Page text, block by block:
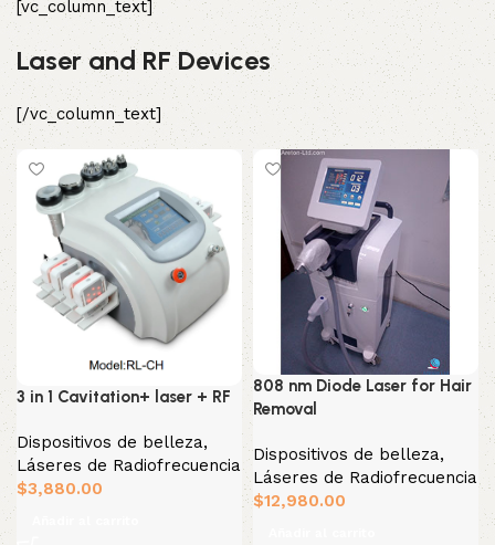
[vc_column_text]
Laser and RF Devices
[/vc_column_text]
3 in 1 Cavitation+ laser + RF
Dispositivos de belleza,
Láseres de Radiofrecuencia
$3,880.00
808 nm Diode Laser for Hair
Removal
Dispositivos de belleza,
Láseres de Radiofrecuencia
$12,980.00